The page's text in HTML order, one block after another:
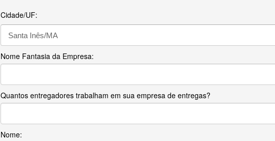
Cidade/UF:
Nome Fantasia da Empresa:
Quantos entregadores trabalham em sua empresa de entregas?
Nome: